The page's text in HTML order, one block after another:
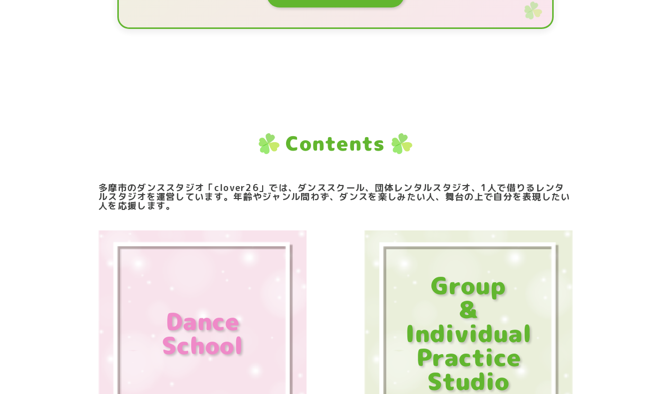
Contents
多摩市のダンススタジオ「clover26」では、ダンススクール、団体レンタルスタジオ、1人で借りるレンタ
ルスタジオを運営しています。年齢やジャンル問わず、ダンスを楽しみたい人、舞台の上で自分を表現したい
人を応援します。
Dance
School
Group
&
Individual
Practice
Studio